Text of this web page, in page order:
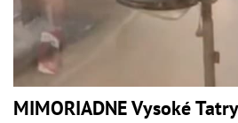
MIMORIADNE Vysoké